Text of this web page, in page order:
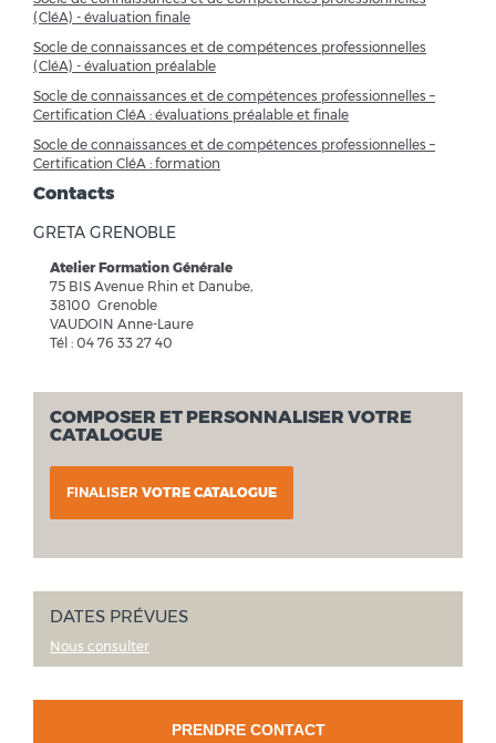
(CléA) - évaluation finale
Socle de connaissances et de compétences professionnelles
(CléA) - évaluation préalable
Socle de connaissances et de compétences professionnelles –
Certification CléA : évaluations préalable et finale
Socle de connaissances et de compétences professionnelles –
Certification CléA : formation
Contacts
GRETA GRENOBLE
Atelier Formation Générale
75 BIS Avenue Rhin et Danube,
38100 Grenoble
VAUDOIN Anne-Laure
Tél : 04 76 33 27 40
COMPOSER ET PERSONNALISER VOTRE
CATALOGUE
FINALISER VOTRE CATALOGUE
DATES PRÉVUES
Nous consulter
PRENDRE CONTACT